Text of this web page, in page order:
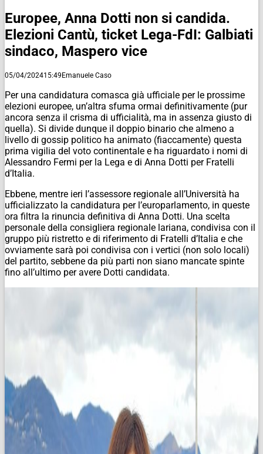
Europee, Anna Dotti non si candida.
Elezioni Cantù, ticket Lega-FdI: Galbiati
sindaco, Maspero vice
05/04/202415:49Emanuele Caso
Per una candidatura comasca già ufficiale per le prossime
elezioni europee, un’altra sfuma ormai definitivamente (pur
ancora senza il crisma di ufficialità, ma in assenza giusto di
quella). Si divide dunque il doppio binario che almeno a
livello di gossip politico ha animato (fiaccamente) questa
prima vigilia del voto continentale e ha riguardato i nomi di
Alessandro Fermi per la Lega e di Anna Dotti per Fratelli
d’Italia.
Ebbene, mentre ieri l’assessore regionale all’Università ha
ufficializzato la candidatura per l’europarlamento, in queste
ora filtra la rinuncia definitiva di Anna Dotti. Una scelta
personale della consigliera regionale lariana, condivisa con il
gruppo più ristretto e di riferimento di Fratelli d’Italia e che
ovviamente sarà poi condivisa con i vertici (non solo locali)
del partito, sebbene da più parti non siano mancate spinte
fino all’ultimo per avere Dotti candidata.